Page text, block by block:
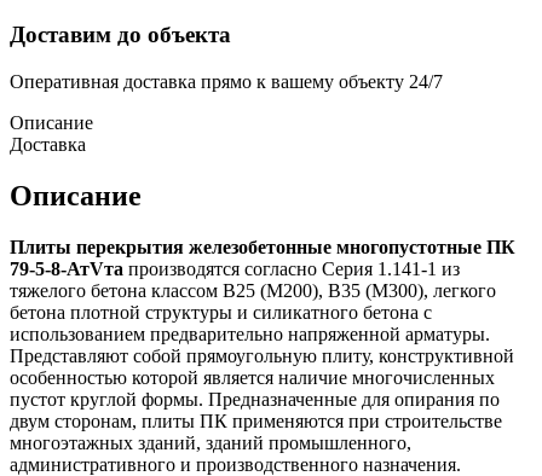
Доставим до объекта
Оперативная доставка прямо к вашему объекту 24/7
Описание
Доставка
Описание
Плиты перекрытия железобетонные многопустотные ПК
79-5-8-АтVта производятся согласно Серия 1.141-1 из
тяжелого бетона классом В25 (М200), В35 (М300), легкого
бетона плотной структуры и силикатного бетона с
использованием предварительно напряженной арматуры.
Представляют собой прямоугольную плиту, конструктивной
особенностью которой является наличие многочисленных
пустот круглой формы. Предназначенные для опирания по
двум сторонам, плиты ПК применяются при строительстве
многоэтажных зданий, зданий промышленного,
административного и производственного назначения.